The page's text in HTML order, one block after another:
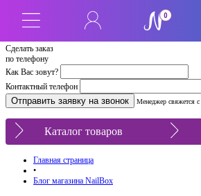
Сделать заказ
по телефону
Как Вас зовут?
Контактный телефон
Менеджер свяжется
0
Каталог товаров
Главная страница
•
Блог магазина NailBox